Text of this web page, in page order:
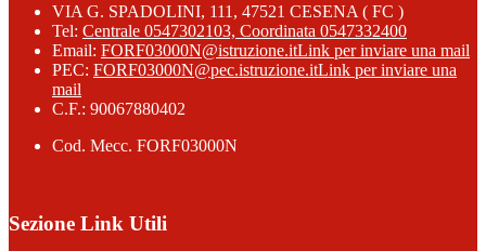
VIA G. SPADOLINI, 111, 47521 CESENA ( FC )
Tel: Centrale 0547302103, Coordinata 0547332400
Email: FORF03000N@istruzione.itLink per inviare una mail
PEC: FORF03000N@pec.istruzione.itLink per inviare una
mail
C.F.: 90067880402
Cod. Mecc. FORF03000N
Sezione Link Utili